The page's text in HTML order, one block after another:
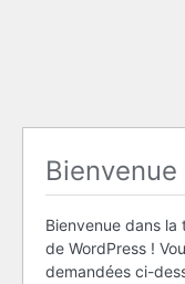
Bienvenue
Bienvenue dans
de WordPress !
demandées ci-